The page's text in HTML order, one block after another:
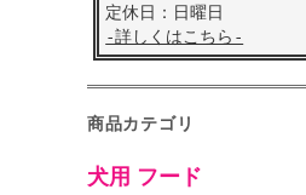
定休日：日曜日
-詳しくはこちら-
商品カテゴリ
犬用 フード